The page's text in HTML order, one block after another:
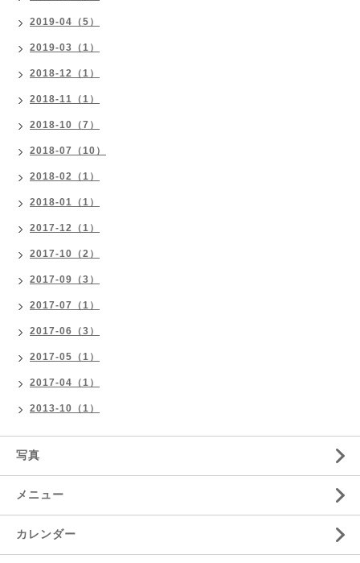
2019-04（5）
2019-03（1）
2018-12（1）
2018-11（1）
2018-10（7）
2018-07（10）
2018-02（1）
2018-01（1）
2017-12（1）
2017-10（2）
2017-09（3）
2017-07（1）
2017-06（3）
2017-05（1）
2017-04（1）
2013-10（1）
写真
メニュー
カレンダー